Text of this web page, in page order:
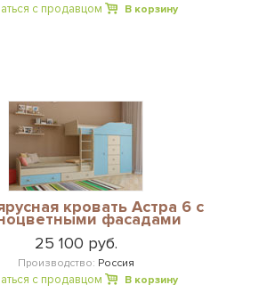
с продавцом В корзину
кровать Астра 6 с
фасадами
25 100 руб.
Производство: Россия
с продавцом В корзину